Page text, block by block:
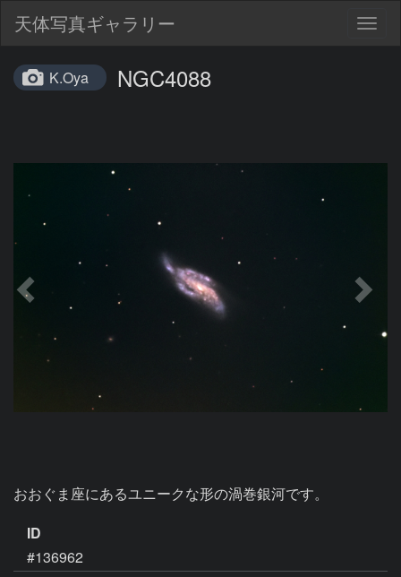
天体写真ギャラリー
K.Oya NGC4088
おおぐま座にあるユニークな形の渦巻銀河です。
ID
#136962